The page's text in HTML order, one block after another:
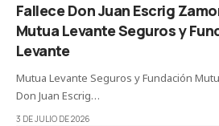
Fallece Don Juan Escrig
Mutua Levante Seguros y
Levante
Mutua Levante Seguros y Fundación
Don Juan Escrig…
3 DE JULIO DE 2026